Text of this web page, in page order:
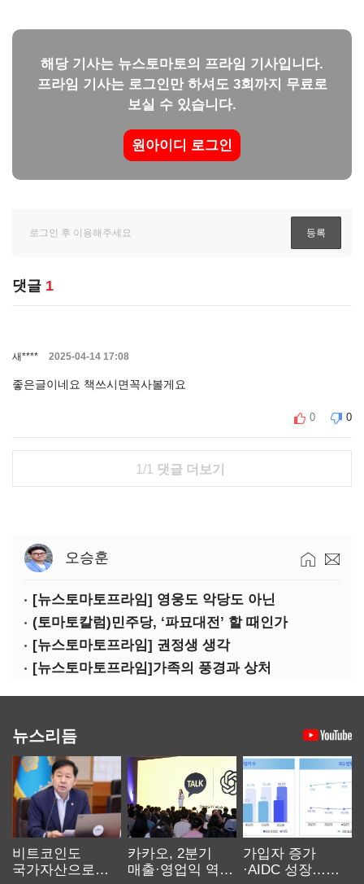
해당 기사는 뉴스토마토의 프라임 기사입니다.
프라임 기사는 로그인만 하셔도 3회까지 무료로
보실 수 있습니다.
원아이디 로그인
댓글 1
새**** 2025-04-14 17:08
좋은글이네요 책쓰시면꼭사볼게요
0 0
1/1 댓글 더보기
오승훈
[뉴스토마토프라임] 영웅도 악당도 아닌
(토마토칼럼)민주당, ‘파묘대전’ 할 때인가
[뉴스토마토프라임] 권정생 생각
[뉴스토마토프라임]가족의 풍경과 상처
뉴스리듬
비트코인도
국가자산으로…'
카카오, 2분기
매출·영업익 역대
가입자 증가
·AIDC 성장…